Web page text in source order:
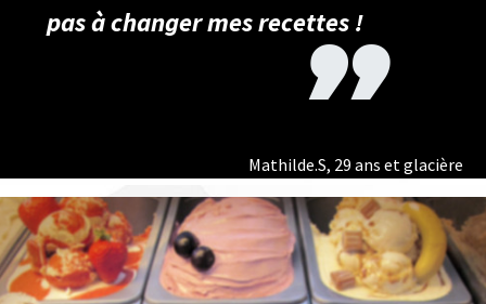
pas à changer mes recettes !
Mathilde.S, 29 ans et glacière